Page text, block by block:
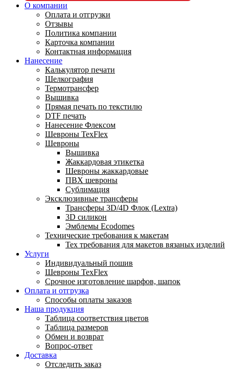
О компании
Оплата и отгрузки
Отзывы
Политика компании
Карточка компании
Контактная информация
Нанесение
Калькулятор печати
Шелкография
Термотрансфер
Вышивка
Прямая печать по текстилю
DTF печать
Нанесение Флексом
Шевроны TexFlex
Шевроны
Вышивка
Жаккардовая этикетка
Шевроны жаккардовые
ПВХ шевроны
Сублимация
Эксклюзивные трансферы
Трансферы 3D/4D Флок (Lextra)
3D силикон
Эмблемы Ecodomes
Технические требования к макетам
Тех требования для макетов вязаных изделий
Услуги
Индивидуальный пошив
Шевроны TexFlex
Срочное изготовление шарфов, шапок
Оплата и отгрузка
Способы оплаты заказов
Наша продукция
Таблица соответствия цветов
Таблица размеров
Обмен и возврат
Вопрос-ответ
Доставка
Отследить заказ